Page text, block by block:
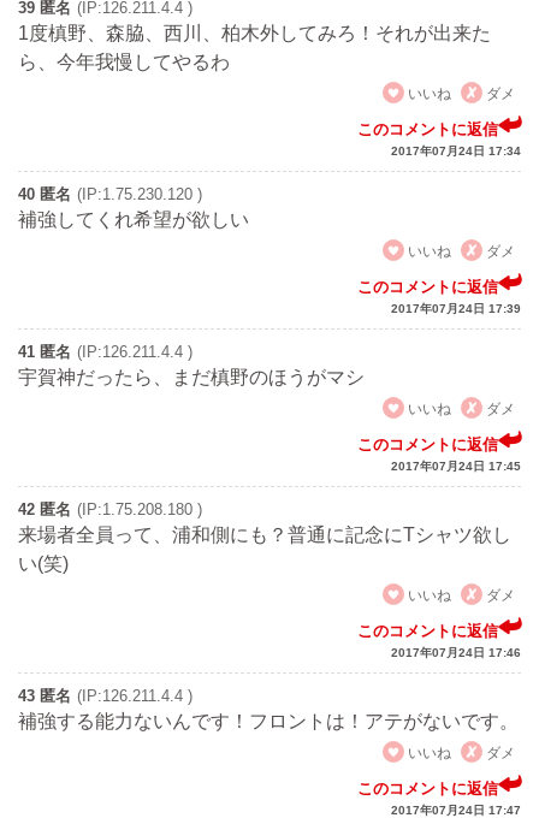
39 匿名 (IP:126.211.4.4 )
1度槙野、森脇、西川、柏木外してみろ！それが出来た
ら、今年我慢してやるわ
いいね
ダメ
このコメントに返信
2017年07月24日 17:34
40 匿名 (IP:1.75.230.120 )
補強してくれ希望が欲しい
いいね
ダメ
このコメントに返信
2017年07月24日 17:39
41 匿名 (IP:126.211.4.4 )
宇賀神だったら、まだ槙野のほうがマシ
いいね
ダメ
このコメントに返信
2017年07月24日 17:45
42 匿名 (IP:1.75.208.180 )
来場者全員って、浦和側にも？普通に記念にTシャツ欲し
い(笑)
いいね
ダメ
このコメントに返信
2017年07月24日 17:46
43 匿名 (IP:126.211.4.4 )
補強する能力ないんです！フロントは！アテがないです。
いいね
ダメ
このコメントに返信
2017年07月24日 17:47